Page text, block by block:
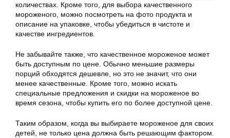
количествах. Кроме того, для выбора качественного
мороженого, можно посмотреть на фото продукта и
описание на упаковке, чтобы убедиться в чистоте и
качестве ингредиентов.
Не забывайте также, что качественное мороженое может
быть доступным по цене. Обычно меньшие размеры
порций обходятся дешевле, но это не значит, что они
менее качественные. Кроме того, можно искать
специальные предложения и скидки на мороженое во
время сезона, чтобы купить его по более доступной цене.
Таким образом, когда вы выбираете мороженое для своих
детей, не только цена должна быть решающим фактором.